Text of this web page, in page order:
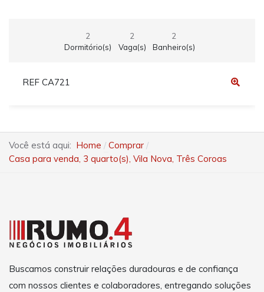
2
Dormitório(s)
2
Vaga(s)
2
Banheiro(s)
REF CA721
Você está aqui: Home
Comprar
Casa para venda, 3 quarto(s), Vila Nova, Três Coroas
Buscamos construir relações duradouras e de confiança
com nossos clientes e colaboradores, entregando soluções